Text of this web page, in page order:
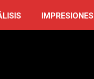
IMPRESIONES